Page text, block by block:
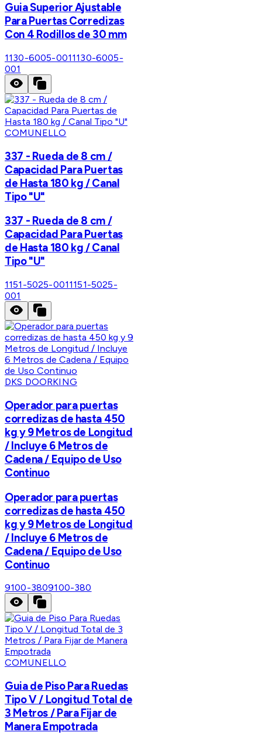
Guia Superior Ajustable
Para Puertas Corredizas
Con 4 Rodillos de 30 mm
1130-6005-0011130-6005-
001
COMUNELLO
337 - Rueda de 8 cm /
Capacidad Para Puertas
de Hasta 180 kg / Canal
Tipo "U"
337 - Rueda de 8 cm /
Capacidad Para Puertas
de Hasta 180 kg / Canal
Tipo "U"
1151-5025-0011151-5025-
001
DKS DOORKING
Operador para puertas
corredizas de hasta 450
kg y 9 Metros de Longitud
/ Incluye 6 Metros de
Cadena / Equipo de Uso
Continuo
Operador para puertas
corredizas de hasta 450
kg y 9 Metros de Longitud
/ Incluye 6 Metros de
Cadena / Equipo de Uso
Continuo
9100-3809100-380
COMUNELLO
Guia de Piso Para Ruedas
Tipo V / Longitud Total de
3 Metros / Para Fijar de
Manera Empotrada